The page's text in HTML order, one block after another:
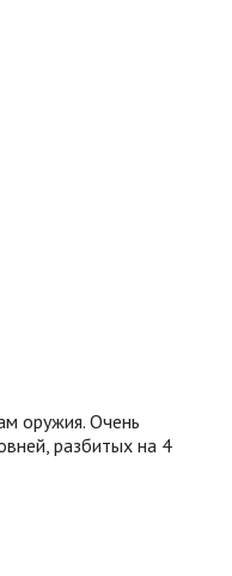
оружия. Очень
разбитых на 4